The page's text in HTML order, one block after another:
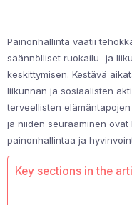
Painonhallinta vaatii
säännölliset ruokailu- ja
keskittymisen. Kestävä
liikunnan ja sosiaalisten
terveellisten
ja niiden seuraaminen
painonhallintaa ja
Key sections in the